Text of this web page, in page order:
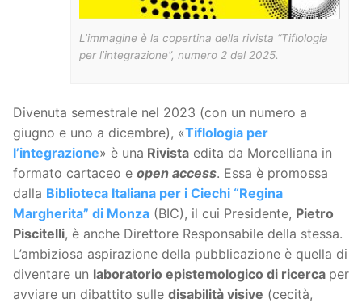
L’immagine è la copertina della rivista “Tiflologia
per l’integrazione”, numero 2 del 2025.
Divenuta semestrale nel 2023 (con un numero a
giugno e uno a dicembre), «Tiflologia per
l’integrazione» è una Rivista edita da Morcelliana in
formato cartaceo e open access. Essa è promossa
dalla Biblioteca Italiana per i Ciechi “Regina
Margherita” di Monza (BIC), il cui Presidente, Pietro
Piscitelli, è anche Direttore Responsabile della stessa.
L’ambiziosa aspirazione della pubblicazione è quella di
diventare un laboratorio epistemologico di ricerca per
avviare un dibattito sulle disabilità visive (cecità,